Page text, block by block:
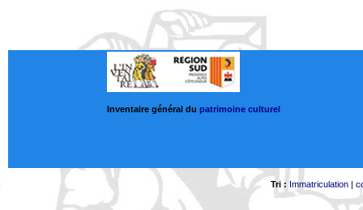
Inventaire général du patrimoine culturel
Tri : Immatriculation|